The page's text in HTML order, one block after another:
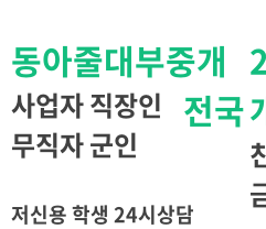
동아줄대부중개
전국
사업자 직장인
무직자 군인
저신용 학생 24시상담